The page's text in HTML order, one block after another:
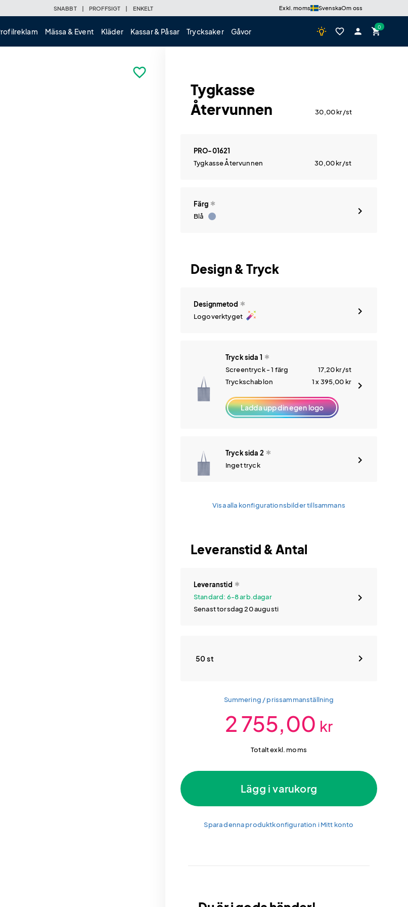
SNABBT | PROFFSIGT | ENKELT Exkl. moms SvenskaOm oss
Mässa & Event Kläder Kassar & Påsar Trycksaker Gåvor wb_incandescent favorite_border person shopping_cart
favorite_border
Tygkasse
Återvunnen
30,00kr/st
PRO-01621
Tygkasse Återvunnen
30,00kr/st
Färg
Blå
Design & Tryck
Designmetod
Logoverktyget auto_fix_high
Tryck sida 1
Screentryck - 1 färg
17,20kr/st
Tryckschablon
1 x 395,00 kr
Ladda upp din egen logo
Tryck sida 2
Inget tryck
Visa alla konfigurationsbilder tillsammans
Leveranstid & Antal
Leveranstid
Standard: 6-8 arb.dagar
Senast torsdag 20 augusti
50 st
Summering / prissammanställning
2 755,00 kr
Totalt exkl. moms
Lägg i varukorg
Spara denna produktkonfiguration i Mitt konto